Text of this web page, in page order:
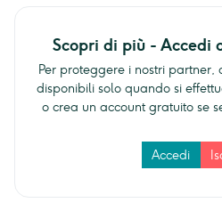
Scopri di più - Accedi
Per proteggere i nostri partner,
disponibili solo quando si
o crea un account gratuito se
Accedi